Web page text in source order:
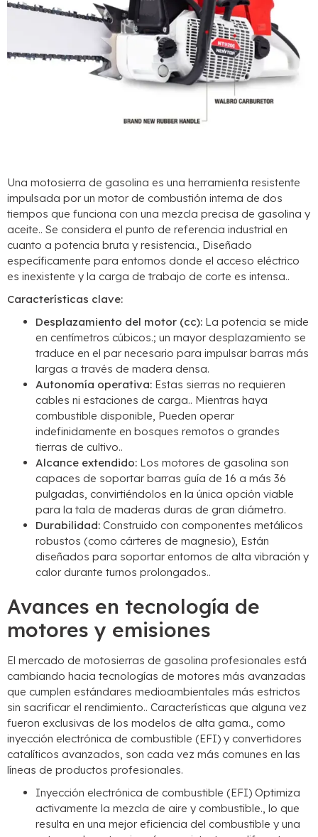
Una motosierra de gasolina es una herramienta resistente
impulsada por un motor de combustión interna de dos
tiempos que funciona con una mezcla precisa de gasolina y
aceite.. Se considera el punto de referencia industrial en
cuanto a potencia bruta y resistencia., Diseñado
específicamente para entornos donde el acceso eléctrico
es inexistente y la carga de trabajo de corte es intensa..
Características clave:
Desplazamiento del motor (cc): La potencia se mide
en centímetros cúbicos.; un mayor desplazamiento se
traduce en el par necesario para impulsar barras más
largas a través de madera densa.
Autonomía operativa: Estas sierras no requieren
cables ni estaciones de carga.. Mientras haya
combustible disponible, Pueden operar
indefinidamente en bosques remotos o grandes
tierras de cultivo..
Alcance extendido: Los motores de gasolina son
capaces de soportar barras guía de 16 a más 36
pulgadas, convirtiéndolos en la única opción viable
para la tala de maderas duras de gran diámetro.
Durabilidad: Construido con componentes metálicos
robustos (como cárteres de magnesio), Están
diseñados para soportar entornos de alta vibración y
calor durante turnos prolongados..
Avances en tecnología de
motores y emisiones
El mercado de motosierras de gasolina profesionales está
cambiando hacia tecnologías de motores más avanzadas
que cumplen estándares medioambientales más estrictos
sin sacrificar el rendimiento.. Características que alguna vez
fueron exclusivas de los modelos de alta gama., como
inyección electrónica de combustible (EFI) y convertidores
catalíticos avanzados, son cada vez más comunes en las
líneas de productos profesionales.
Inyección electrónica de combustible (EFI) Optimiza
activamente la mezcla de aire y combustible., lo que
resulta en una mejor eficiencia del combustible y una